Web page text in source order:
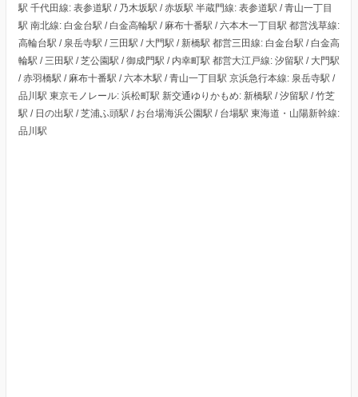
駅 千代田線: 表参道駅 / 乃木坂駅 / 赤坂駅 半蔵門線: 表参道駅 / 青山一丁目
駅 南北線: 白金台駅 / 白金高輪駅 / 麻布十番駅 / 六本木一丁目駅 都営浅草線:
高輪台駅 / 泉岳寺駅 / 三田駅 / 大門駅 / 新橋駅 都営三田線: 白金台駅 / 白金高
輪駅 / 三田駅 / 芝公園駅 / 御成門駅 / 内幸町駅 都営大江戸線: 汐留駅 / 大門駅
/ 赤羽橋駅 / 麻布十番駅 / 六本木駅 / 青山一丁目駅 京浜急行本線: 泉岳寺駅 /
品川駅 東京モノレール: 浜松町駅 新交通ゆりかもめ: 新橋駅 / 汐留駅 / 竹芝
駅 / 日の出駅 / 芝浦ふ頭駅 / お台場海浜公園駅 / 台場駅 東海道・山陽新幹線:
品川駅